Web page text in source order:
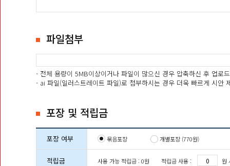
파일첨부
- 전체 용량이 5MB이상이거나 파일이 많으신 경우 압축하신 후 업로
- ai 파일(일러스트레이트 파일)로 첨부하시는 경우 더욱 빠르게 시안
포장 및 적립금
포장 여부 묶음포장 개별포장 (770원)
적립금 사용 가능 적립금 : 0원 적립금 사용 : 원